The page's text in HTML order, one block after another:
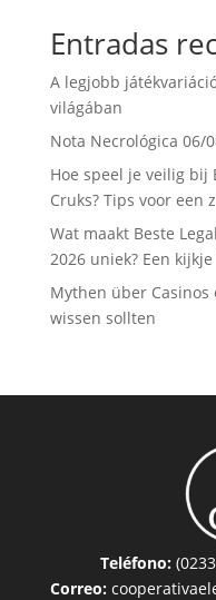
Entradas
A legjobb
világában
Nota Necrológica 06/
Hoe speel je veilig bij
Cruks? Tips voor een
Wat maakt Beste
2026 uniek? Een
Mythen über
wissen sollten
Teléfono:
Correo: